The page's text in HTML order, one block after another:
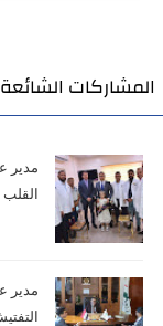
المشاركات الشائعة
مدير
مدير